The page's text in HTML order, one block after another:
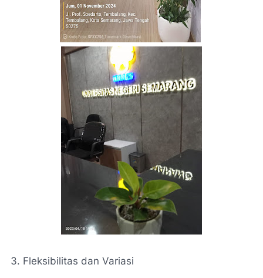
3. Fleksibilitas dan Variasi